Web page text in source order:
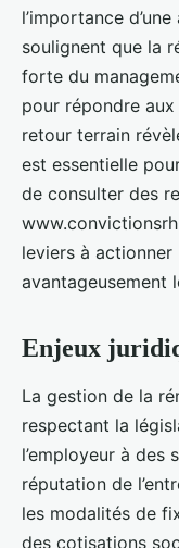
l’importance
soulignent que la
forte du
pour répondre
retour terrain
est essentielle
de consulter des
leviers à
avantageusement
Enjeux
La gestion de la
respectant la
l’employeur à
réputation de
les modalités de
des cotisations